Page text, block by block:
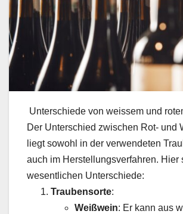
Unterschiede von weissem und
Der Unterschied zwischen Rot- und
liegt sowohl in der verwendeten
auch im Herstellungsverfahren. Hier
wesentlichen Unterschiede:
Traubensorte:
Weißwein: Er kann aus